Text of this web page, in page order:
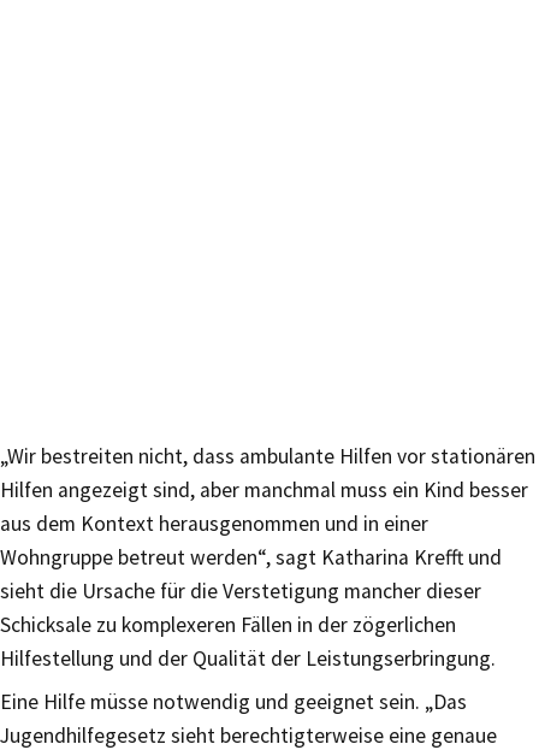
„Wir bestreiten nicht, dass ambulante Hilfen vor stationären
Hilfen angezeigt sind, aber manchmal muss ein Kind besser
aus dem Kontext herausgenommen und in einer
Wohngruppe betreut werden“, sagt Katharina Krefft und
sieht die Ursache für die Verstetigung mancher dieser
Schicksale zu komplexeren Fällen in der zögerlichen
Hilfestellung und der Qualität der Leistungserbringung.
Eine Hilfe müsse notwendig und geeignet sein. „Das
Jugendhilfegesetz sieht berechtigterweise eine genaue